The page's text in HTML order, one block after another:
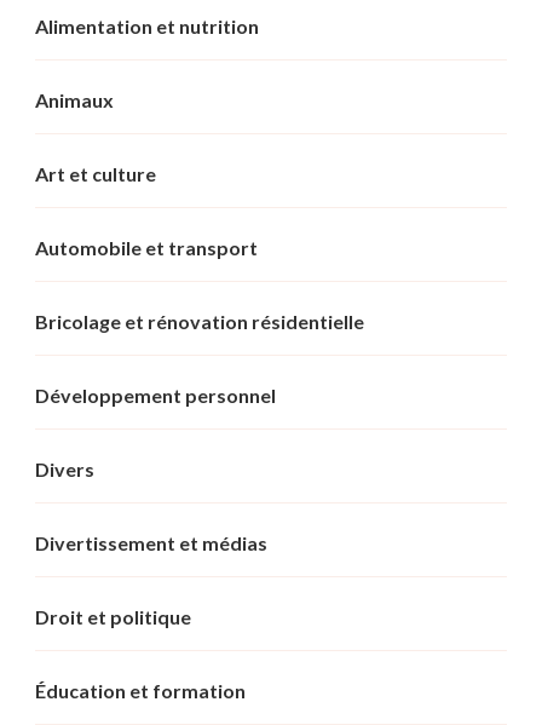
Alimentation et nutrition
Animaux
Art et culture
Automobile et transport
Bricolage et rénovation résidentielle
Développement personnel
Divers
Divertissement et médias
Droit et politique
Éducation et formation